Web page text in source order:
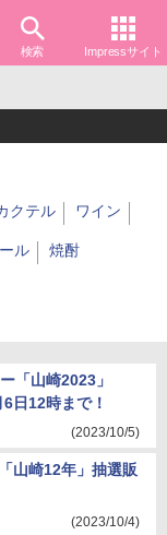
検索 Impressサイト
クテル ワイン
ル 焼酎
「山崎2023」
日12時まで！
(2023/10/5)
山崎12年」抽選販
(2023/10/4)